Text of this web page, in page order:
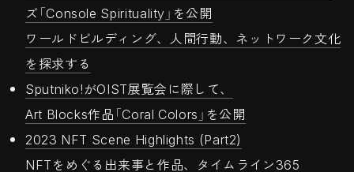
ズ「Console Spirituality」を公開
ワールドビルディング、人間行動、ネットワーク文化
を探求する
Sputniko!がOIST展覧会に際して、
Art Blocks作品「Coral Colors」を公開
2023 NFT Scene Highlights (Part2)
NFTをめぐる出来事と作品、タイムライン365